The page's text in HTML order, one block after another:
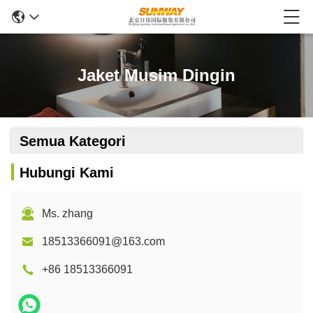
Jaket Musim Dingin
Semua Kategori
Hubungi Kami
Ms. zhang
18513366091@163.com
+86 18513366091